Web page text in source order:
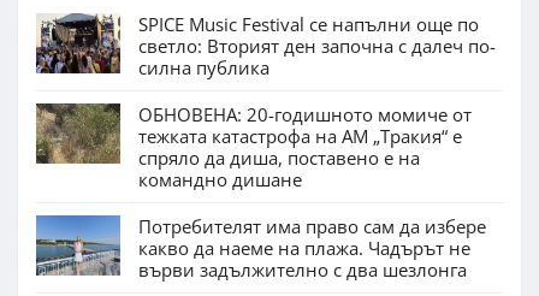
SPICE Music Festival се напълни още по
светло: Вторият ден започна с далеч по-
силна публика
ОБНОВЕНА: 20-годишното момиче от
тежката катастрофа на АМ „Тракия“ е
спряло да диша, поставено е на
командно дишане
Потребителят има право сам да избере
какво да наеме на плажа. Чадърът не
върви задължително с два шезлонга